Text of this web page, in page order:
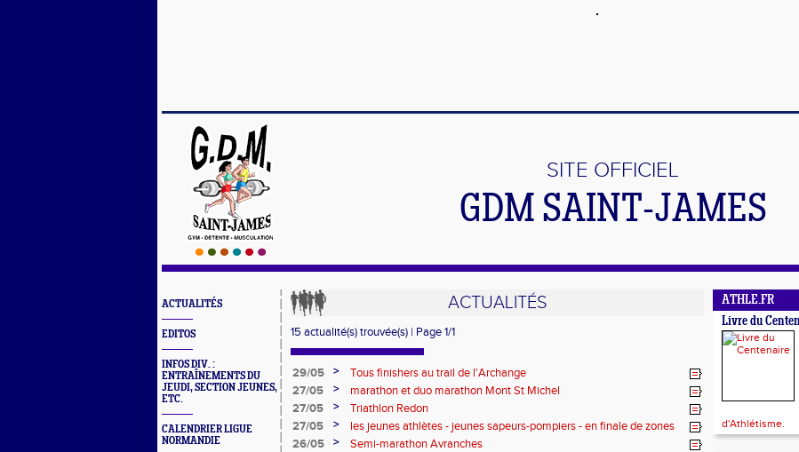
SITE OFFICIEL
GDM SAINT-JAMES
ACTUALITÉS
EDITOS
INFOS DIV. :
ENTRAÎNEMENTS DU
JEUDI, SECTION JEUNES,
ETC.
CALENDRIER LIGUE
NORMANDIE
ACTUALITÉS
15 actualité(s) trouvée(s) | Page 1/1
29/05 >
Tous finishers au trail de l'Archange
27/05
>
marathon et duo marathon Mont St Michel
27/05
>
Triathlon Redon
27/05
>
les jeunes athlètes - jeunes sapeurs-pompiers - en finale de zones
26/05
>
Semi-marathon Avranches
ATHLE.FR
Livre du
d'Athlétisme.